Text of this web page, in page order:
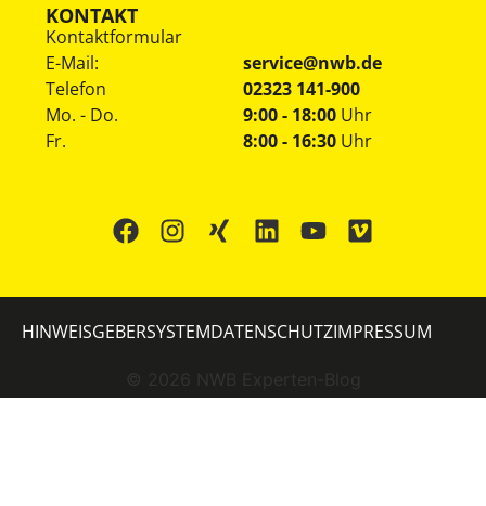
KONTAKT
Kontaktformular
E-Mail:
service@nwb.de
Telefon
02323 141-900
Mo. - Do.
Fr.
9:00 - 18:00 Uhr
8:00 - 16:30 Uhr
© 2026 NWB Experten-Blog
HINWEISGEBERSYSTEMDATENSCHUTZIMPRESSUM